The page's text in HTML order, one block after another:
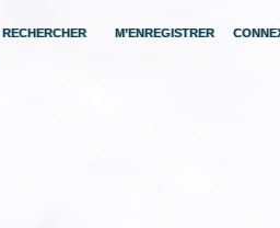
RECHERCHER M’ENREGISTRER